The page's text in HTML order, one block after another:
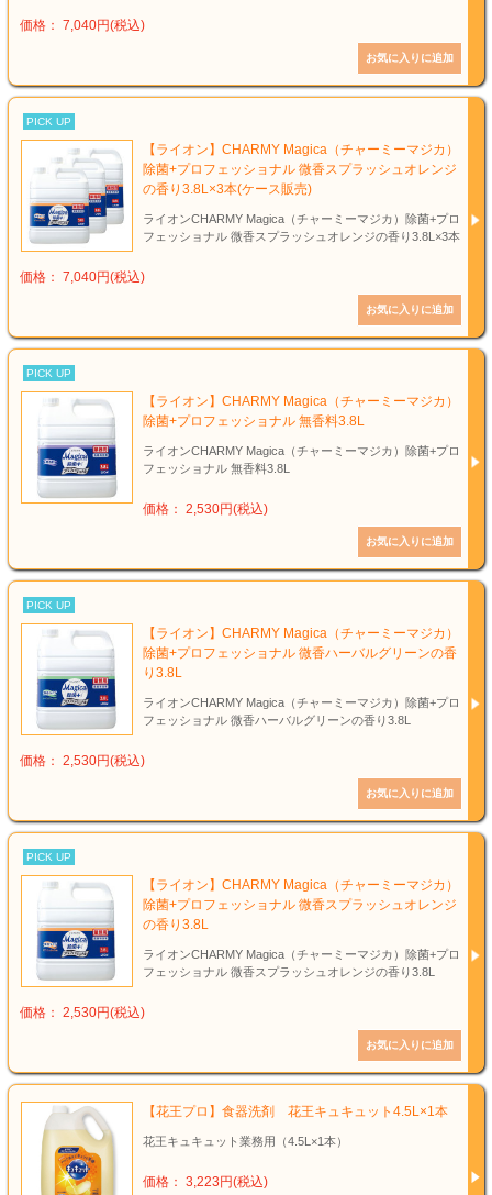
価格： 7,040円(税込)
PICK UP
【ライオン】CHARMY Magica（チャーミーマジカ）
除菌+プロフェッショナル 微香スプラッシュオレンジ
の香り3.8L×3本(ケース販売)
ライオンCHARMY Magica（チャーミーマジカ）除菌+プロ
フェッショナル 微香スプラッシュオレンジの香り3.8L×3本
価格： 7,040円(税込)
PICK UP
【ライオン】CHARMY Magica（チャーミーマジカ）
除菌+プロフェッショナル 無香料3.8L
ライオンCHARMY Magica（チャーミーマジカ）除菌+プロ
フェッショナル 無香料3.8L
価格： 2,530円(税込)
PICK UP
【ライオン】CHARMY Magica（チャーミーマジカ）
除菌+プロフェッショナル 微香ハーバルグリーンの香
り3.8L
ライオンCHARMY Magica（チャーミーマジカ）除菌+プロ
フェッショナル 微香ハーバルグリーンの香り3.8L
価格： 2,530円(税込)
PICK UP
【ライオン】CHARMY Magica（チャーミーマジカ）
除菌+プロフェッショナル 微香スプラッシュオレンジ
の香り3.8L
ライオンCHARMY Magica（チャーミーマジカ）除菌+プロ
フェッショナル 微香スプラッシュオレンジの香り3.8L
価格： 2,530円(税込)
【花王プロ】食器洗剤 花王キュキュット4.5L×1本
花王キュキュット業務用（4.5L×1本）
価格： 3,223円(税込)